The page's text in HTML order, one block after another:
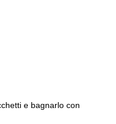
e bagnarlo con